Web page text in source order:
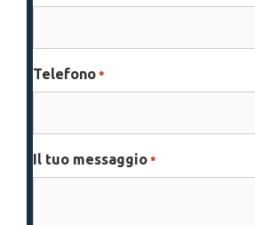
Telefono *
Il tuo messaggio *